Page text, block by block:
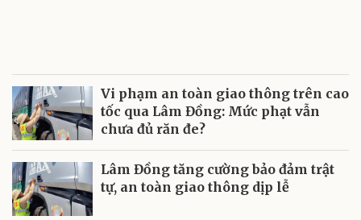
Vi phạm an toàn giao thông trên cao
tốc qua Lâm Đồng: Mức phạt vẫn
chưa đủ răn đe?
Lâm Đồng tăng cường bảo đảm trật
tự, an toàn giao thông dịp lễ